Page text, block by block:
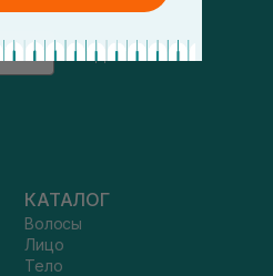
підписатись
КАТАЛОГ
Волосы
Лицо
Тело